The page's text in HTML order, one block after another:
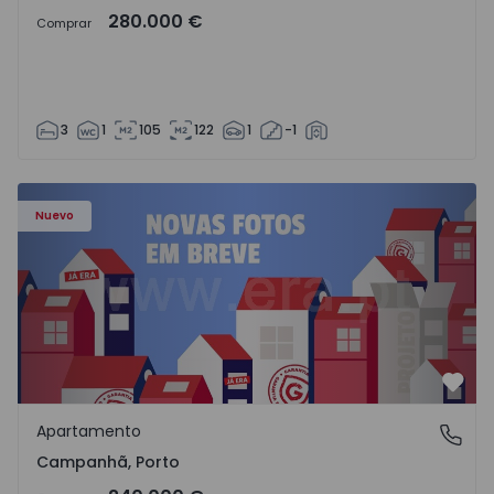
Comprar 280.000 €
3 1 105 122 1 -1
Nuevo
Apartamento T3 Porto, Campanhã - 1575504 - 1
Campanhã, Porto
Apartamento
Campanhã, Porto